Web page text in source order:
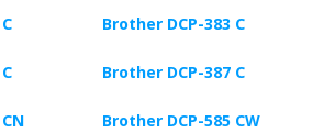
Brother DCP-383 C
Brother DCP-387 C
Brother DCP-585 CW